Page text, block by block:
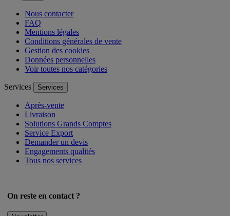
Nous contacter
FAQ
Mentions légales
Conditions générales de vente
Gestion des cookies
Données personnelles
Voir toutes nos catégories
Services Services
Après-vente
Livraison
Solutions Grands Comptes
Service Export
Demander un devis
Engagements qualités
Tous nos services
On reste en contact ?